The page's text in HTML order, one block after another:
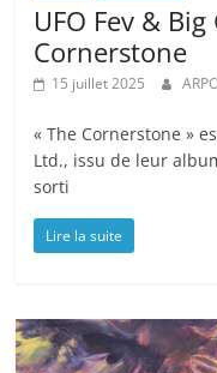
UFO Fev &
Cornerstone
15 juillet 2025
« The Cornerstone »
Ltd., issu de leur
sorti
Lire la suite